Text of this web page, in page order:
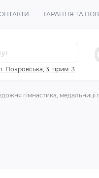
ГАРАНТІЯ ТА
Покровська, 3, прим. 3
гімнастика, медальниці